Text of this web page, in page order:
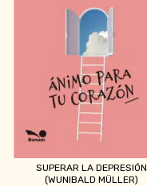
SUPERAR LA DEPRESIÓN
(WUNIBALD MÜLLER)